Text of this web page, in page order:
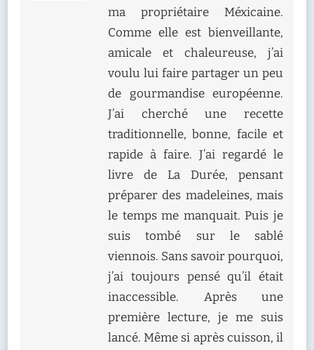
ma propriétaire Méxicaine.
Comme elle est bienveillante,
amicale et chaleureuse, j’ai
voulu lui faire partager un peu
de gourmandise européenne.
J’ai cherché une recette
traditionnelle, bonne, facile et
rapide à faire. J’ai regardé le
livre de La Durée, pensant
préparer des madeleines, mais
le temps me manquait. Puis je
suis tombé sur le sablé
viennois. Sans savoir pourquoi,
j’ai toujours pensé qu’il était
inaccessible. Après une
première lecture, je me suis
lancé. Même si après cuisson, il